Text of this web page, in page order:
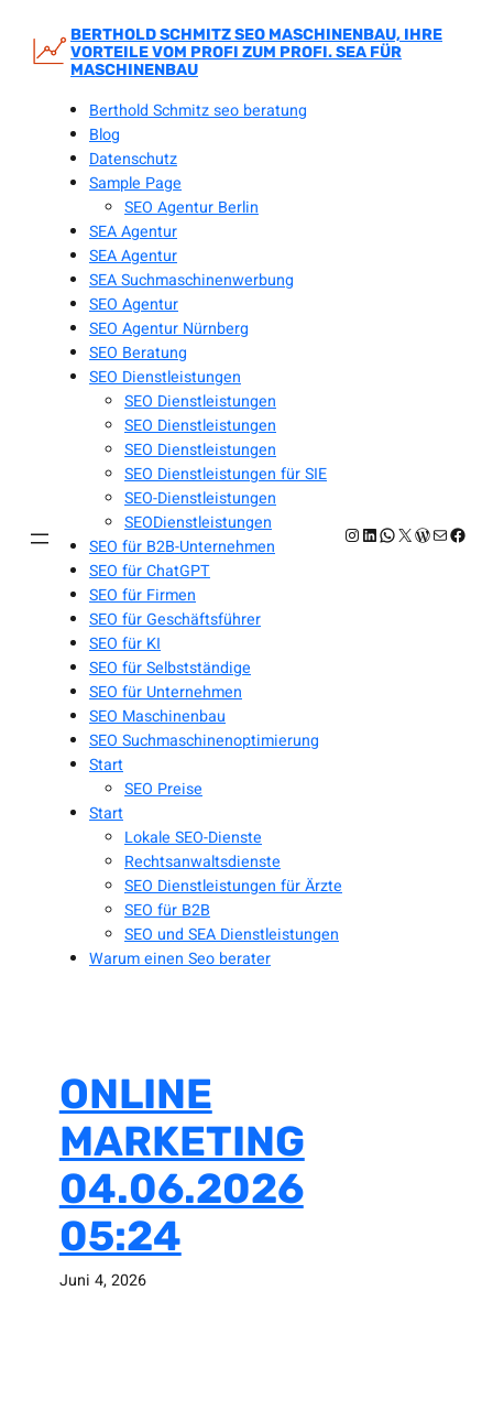
Inhalt
springen
BERTHOLD SCHMITZ SEO MASCHINENBAU, IHRE
VORTEILE VOM PROFI ZUM PROFI. SEA FÜR
MASCHINENBAU
Berthold Schmitz seo beratung
Blog
Datenschutz
Sample Page
SEO Agentur Berlin
SEA Agentur
SEA Agentur
SEA Suchmaschinenwerbung
SEO Agentur
SEO Agentur Nürnberg
SEO Beratung
SEO Dienstleistungen
SEO Dienstleistungen
SEO Dienstleistungen
SEO Dienstleistungen
SEO Dienstleistungen für SIE
SEO-Dienstleistungen
SEODienstleistungen
SEO für B2B-Unternehmen
SEO für ChatGPT
SEO für Firmen
SEO für Geschäftsführer
SEO für KI
SEO für Selbstständige
SEO für Unternehmen
SEO Maschinenbau
SEO Suchmaschinenoptimierung
Start
SEO Preise
Start
Lokale SEO-Dienste
Rechtsanwaltsdienste
SEO Dienstleistungen für Ärzte
SEO für B2B
SEO und SEA Dienstleistungen
Warum einen Seo berater
Instagram
LinkedIn
WhatsApp
X E-Mail
ONLINE
MARKETING
04.06.2026
05:24
Juni 4, 2026